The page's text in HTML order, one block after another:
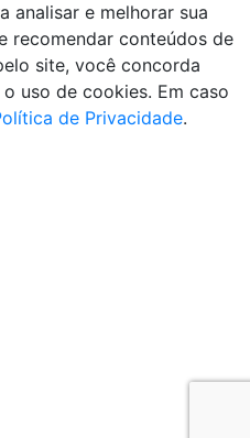
analisar e melhorar sua
recomendar conteúdos de
site, você concorda
uso de cookies. Em caso
de Privacidade.